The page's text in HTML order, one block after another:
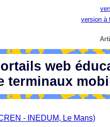
version à
web
terminaux
- INEDUM, Le Mans)